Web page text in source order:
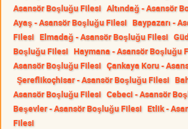
Asansör Boşluğu Filesi Altındağ - Asansör
Ayaş - Asansör Boşluğu Filesi Baypazarı -
Filesi Elmadağ - Asansör Boşluğu Filesi
Boşluğu Filesi Haymana - Asansör Boşluğu
Asansör Boşluğu Filesi Çankaya Koru -
Şereflikoçhisar - Asansör Boşluğu Filesi
Asansör Boşluğu Filesi Cebeci - Asansör
Beşevler - Asansör Boşluğu Filesi Etlik -
Filesi